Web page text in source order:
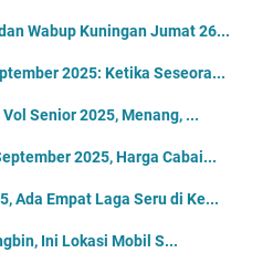
Wabup Kuningan Jumat 26...
2025: Ketika Seseora...
Senior 2025, Menang, ...
2025, Harga Cabai...
Ada Empat Laga Seru di Ke...
Ini Lokasi Mobil S...